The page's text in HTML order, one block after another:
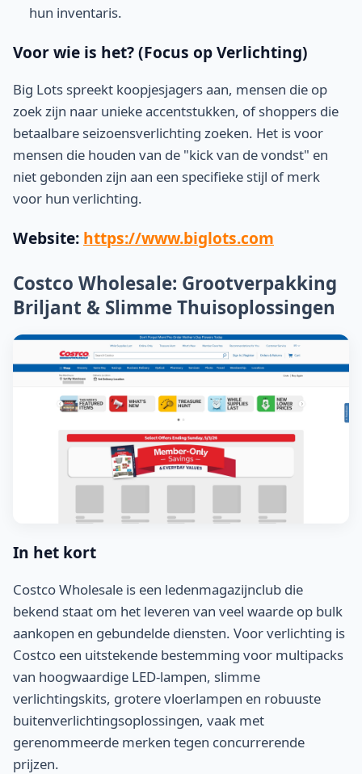
hun inventaris.
Voor wie is het? (Focus op Verlichting)
Big Lots spreekt koopjesjagers aan, mensen die op
zoek zijn naar unieke accentstukken, of shoppers die
betaalbare seizoensverlichting zoeken. Het is voor
mensen die houden van de "kick van de vondst" en
niet gebonden zijn aan een specifieke stijl of merk
voor hun verlichting.
Website: https://www.biglots.com
Costco Wholesale: Grootverpakking
Briljant & Slimme Thuisoplossingen
In het kort
Costco Wholesale is een ledenmagazijnclub die
bekend staat om het leveren van veel waarde op bulk
aankopen en gebundelde diensten. Voor verlichting is
Costco een uitstekende bestemming voor multipacks
van hoogwaardige LED-lampen, slimme
verlichtingskits, grotere vloerlampen en robuuste
buitenverlichtingsoplossingen, vaak met
gerenommeerde merken tegen concurrerende
prijzen.